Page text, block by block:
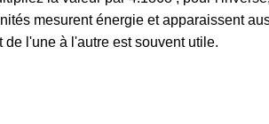
mesurent énergie et apparaissent
l'une à l'autre est souvent utile.